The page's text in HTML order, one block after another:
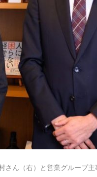
ん（右）と営業グループ主